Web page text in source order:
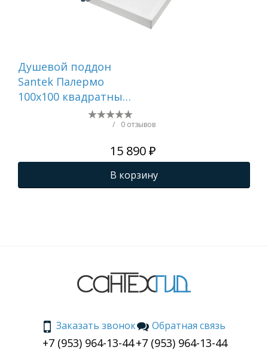
Душевой поддон
Santek Палермо
100х100 квадратный
белый 1WH501807
/ 0 отзывов
15 890 ₽
В корзину
Заказать звонок
+7 (953) 964-13-44
Обратная связь
+7 (953) 964-13-44